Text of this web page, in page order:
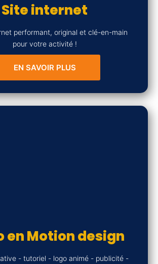
Site internet
performant, original et clé-en-main
pour votre activité !
EN SAVOIR PLUS
en Motion design
- tutoriel - logo animé - publicité -